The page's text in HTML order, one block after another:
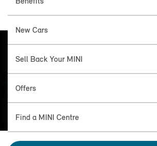
New Cars
Sell Back Your MINI
Offers
Find a MINI Centre
FIND THE
MINI FOR YOU